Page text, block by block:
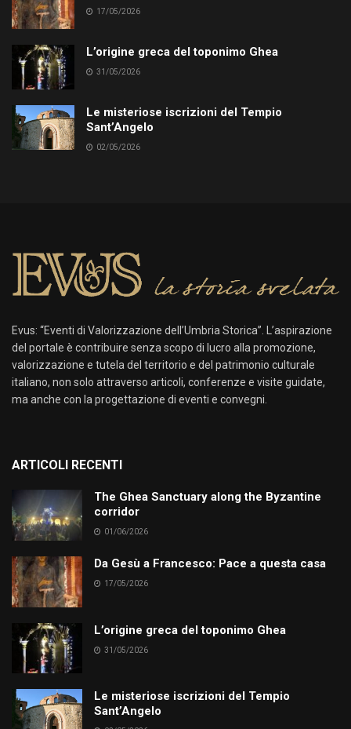
17/05/2026
L’origine greca del toponimo Ghea
31/05/2026
Le misteriose iscrizioni del Tempio
Sant’Angelo
02/05/2026
Evus: “Eventi di Valorizzazione dell’Umbria Storica”. L’aspirazione
del portale è contribuire senza scopo di lucro alla promozione,
valorizzazione e tutela del territorio e del patrimonio culturale
italiano, non solo attraverso articoli, conferenze e visite guidate,
ma anche con la progettazione di eventi e convegni.
ARTICOLI RECENTI
The Ghea Sanctuary along the Byzantine
corridor
01/06/2026
Da Gesù a Francesco: Pace a questa casa
17/05/2026
L’origine greca del toponimo Ghea
31/05/2026
Le misteriose iscrizioni del Tempio
Sant’Angelo